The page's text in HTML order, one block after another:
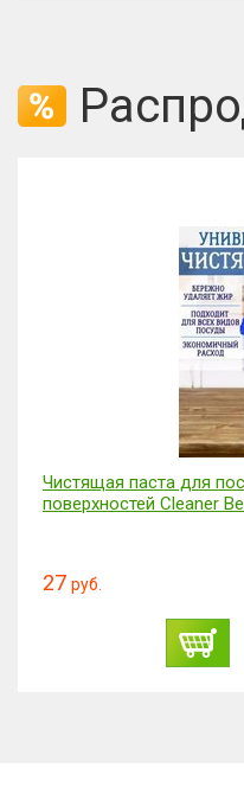
Чистящая паста для
поверхностей Cleaner
27 руб.